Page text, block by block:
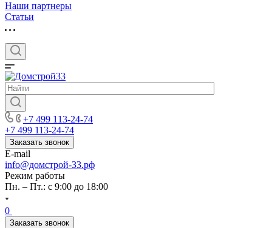
Наши партнеры
Статьи
+7 499 113-24-74
+7 499 113-24-74
Заказать звонок
E-mail
info@домстрой-33.рф
Режим работы
Пн. – Пт.: с 9:00 до 18:00
0
Заказать звонок